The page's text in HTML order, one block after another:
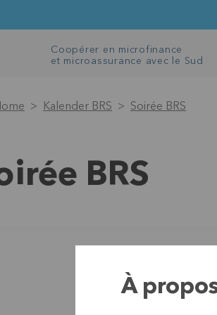
Coopérer en microfinance
et microassurance avec le Sud
Kalender BRS Soirée BRS
BRS
À